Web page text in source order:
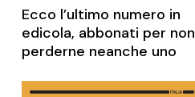
Ecco l’ultimo numero in
edicola, abbonati per non
perderne neanche uno